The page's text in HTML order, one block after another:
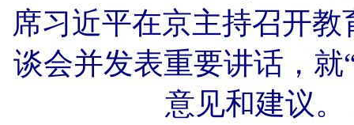
席习近平在京主持召开
谈会并发表重要讲话，
意见和建议